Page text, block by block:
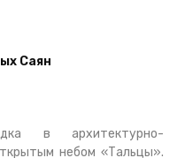
Саян
в архитектурно-
небом «Тальцы».